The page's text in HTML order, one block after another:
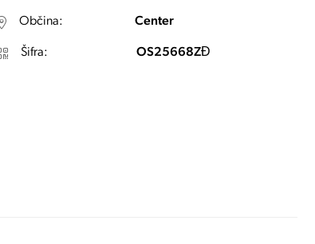
Občina: Center
Šifra: OS25668ZĐ